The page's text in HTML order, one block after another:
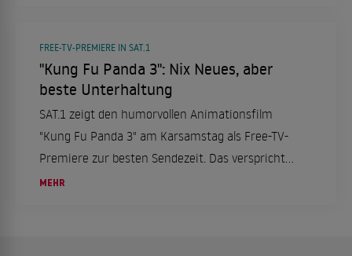
FREE-TV-PREMIERE IN SAT.1
"Kung Fu Panda 3": Nix Neues, aber
beste Unterhaltung
SAT.1 zeigt den humorvollen Animationsfilm
"Kung Fu Panda 3" am Karsamstag als Free-TV-
Premiere zur besten Sendezeit. Das verspricht
beste Unterhaltung.
MEHR